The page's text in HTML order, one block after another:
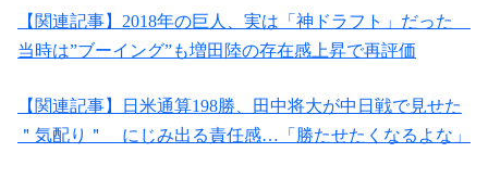
【関連記事】2018年の巨人、実は「神ドラフト」だった
当時は”ブーイング”も増田陸の存在感上昇で再評価
【関連記事】日米通算198勝、田中将大が中日戦で見せた
＂気配り＂ にじみ出る責任感…「勝たせたくなるよな」